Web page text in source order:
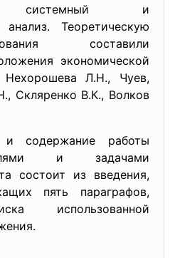
системный и
анализ. Теоретическую
составили
экономической
Л.Н., Чуев,
Скляренко В.К., Волков
и содержание работы
и задачами
состоит из введения,
пять параграфов,
использованной